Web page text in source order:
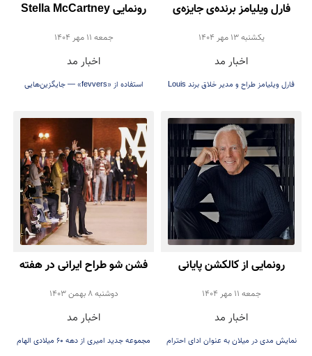
فارل ویلیامز برنده‌ی جایزه‌ی
یک عمر دستاورد هنری آندره
لیون تالی شد
يكشنبه 13 مهر 1404
اخبار مد
فارل ویلیامز طراح و مدیر خلاق برند Louis
رونمایی Stella McCartney
از پر مصنوعی (بدون استفاده از
پر حیوانی)
جمعه 11 مهر 1404
اخبار مد
استفاده از «fevvers» — جایگزین‌هایی
رونمایی از کالکشن پایانی
جورجیو آرمانی
جمعه 11 مهر 1404
اخبار مد
نمایش مدی در میلان به عنوان ادای احترام
فشن شو طراح ایرانی در هفته
مد مردان 2025 پاریس
دوشنبه 8 بهمن 1403
اخبار مد
مجموعه جدید امیری از دهه ۶۰ میلادی الهام